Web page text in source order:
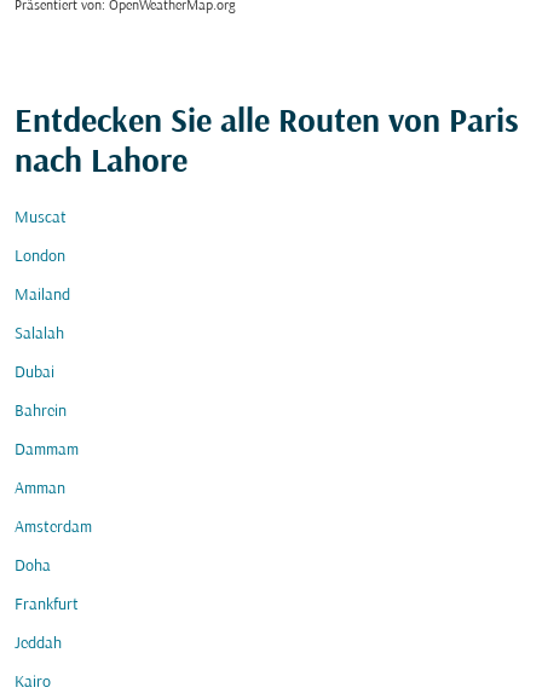
Präsentiert von: OpenWeatherMap.org
Entdecken Sie alle Routen von Paris
nach Lahore
Muscat
London
Mailand
Salalah
Dubai
Bahrein
Dammam
Amman
Amsterdam
Doha
Frankfurt
Jeddah
Kairo